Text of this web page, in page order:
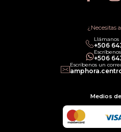
¿Necesitas
Llámanos
+506
Escríbenos
+506
Escríbenos un
Medios